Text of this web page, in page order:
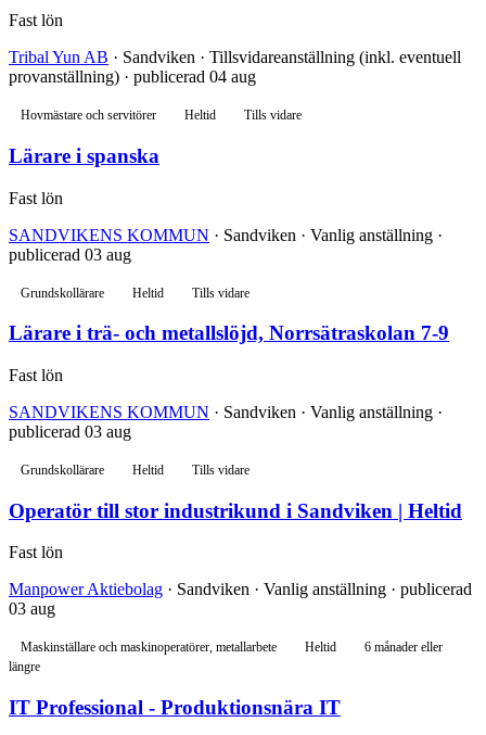
Fast lön
Tribal Yun AB · Sandviken · Tillsvidareanställning (inkl. eventuell
provanställning) · publicerad 04 aug
Hovmästare och servitörer Heltid Tills vidare
Lärare i spanska
Fast lön
SANDVIKENS KOMMUN · Sandviken · Vanlig anställning ·
publicerad 03 aug
Grundskollärare Heltid Tills vidare
Lärare i trä- och metallslöjd, Norrsätraskolan 7-9
Fast lön
SANDVIKENS KOMMUN · Sandviken · Vanlig anställning ·
publicerad 03 aug
Grundskollärare Heltid Tills vidare
Operatör till stor industrikund i Sandviken | Heltid
Fast lön
Manpower Aktiebolag · Sandviken · Vanlig anställning · publicerad
03 aug
Maskinställare och maskinoperatörer, metallarbete Heltid
6 månader eller
längre
IT Professional - Produktionsnära IT